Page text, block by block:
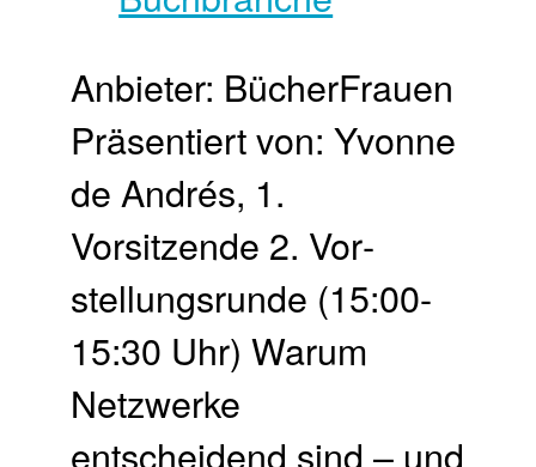
Anbieter: BücherFrauen
Präsentiert von: Yvonne
de Andrés, 1.
Vorsitzende 2. Vor­
stellungs­runde (15:00-
15:30 Uhr) Warum
Netzwerke
entscheidend sind – und